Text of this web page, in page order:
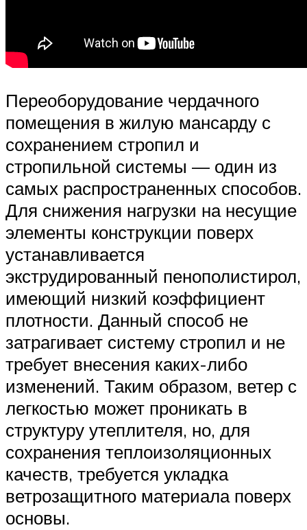
Переоборудование чердачного
помещения в жилую мансарду с
сохранением стропил и
стропильной системы — один из
самых распространенных способов.
Для снижения нагрузки на несущие
элементы конструкции поверх
устанавливается
экструдированный пенополистирол,
имеющий низкий коэффициент
плотности. Данный способ не
затрагивает систему стропил и не
требует внесения каких-либо
изменений. Таким образом, ветер с
легкостью может проникать в
структуру утеплителя, но, для
сохранения теплоизоляционных
качеств, требуется укладка
ветрозащитного материала поверх
основы.